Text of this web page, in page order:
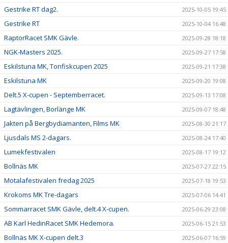
Gestrike RT dag2. 2025-10-05 19:45
Gestrike RT 2025-10-04 16:48
RaptorRacet SMK Gävle. 2025-09-28 18:18
NGK-Masters 2025. 2025-09-27 17:58
Eskilstuna MK, Tonfiskcupen 2025 2025-09-21 17:38
Eskilstuna MK 2025-09-20 19:08
Delt.5 X-cupen - Septemberracet. 2025-09-13 17:08
Lagtävlingen, Borlänge MK 2025-09-07 18:48
Jakten på Bergbydiamanten, Films MK 2025-08-30 21:17
Ljusdals MS 2-dagars. 2025-08-24 17:40
Lumekfestivalen 2025-08-17 19:12
Bollnäs MK 2025-07-27 22:15
Motalafestivalen fredag 2025 2025-07-18 19:53
Krokoms MK Tre-dagars 2025-07-06 14:41
Sommarracet SMK Gävle, delt.4 X-cupen. 2025-06-29 23:08
AB Karl HedinRacet SMK Hedemora. 2025-06-15 21:53
Bollnäs MK X-cupen delt.3 2025-06-07 16:59